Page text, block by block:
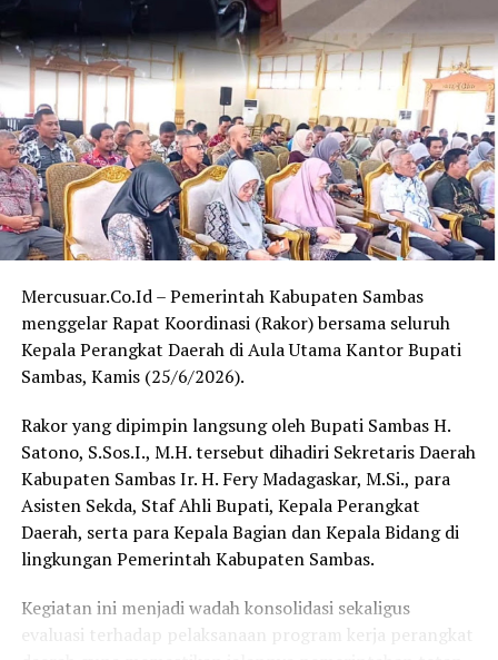
sumber daya manusia, tidak saja secara akademik, namun
harus diselaraskan dengan bekal ilmu agama,”
sambungnya.
Selain memberikan apresiasi, Ferdinad juga mengajak
seluruh pihak untuk bersama-sama menjaga suasana
kondusif selama pelaksanaan MTQ yang berlangsung
kurang lebih selama tujuh hari.
“Saya berharap panitia, peserta, serta seluruh lapisan
masyarakat di Desa Sededong dapat bersama-sama
menjaga keamanan dan kenyamanan selama kegiatan
MTQ ini berlangsung,” tutupnya.
Kegiatan MTQ ke-13 Tingkat Kecamatan Tebas tersebut
diharapkan tidak hanya melahirkan qari dan qariah
terbaik, tetapi juga memperkuat ukhuwah Islamiyah
serta menumbuhkan kecintaan masyarakat terhadap Al-
Qur’an. (Red)
Mercusuar.Co.Id – Pemerintah Kabupaten Sambas
menggelar Rapat Koordinasi (Rakor) bersama seluruh
Kepala Perangkat Daerah di Aula Utama Kantor Bupati
Sambas, Kamis (25/6/2026).
Rakor yang dipimpin langsung oleh Bupati Sambas H.
Satono, S.Sos.I., M.H. tersebut dihadiri Sekretaris Daerah
Kabupaten Sambas Ir. H. Fery Madagaskar, M.Si., para
Asisten Sekda, Staf Ahli Bupati, Kepala Perangkat
Daerah, serta para Kepala Bagian dan Kepala Bidang di
lingkungan Pemerintah Kabupaten Sambas.
Kegiatan ini menjadi wadah konsolidasi sekaligus
evaluasi terhadap pelaksanaan program kerja perangkat